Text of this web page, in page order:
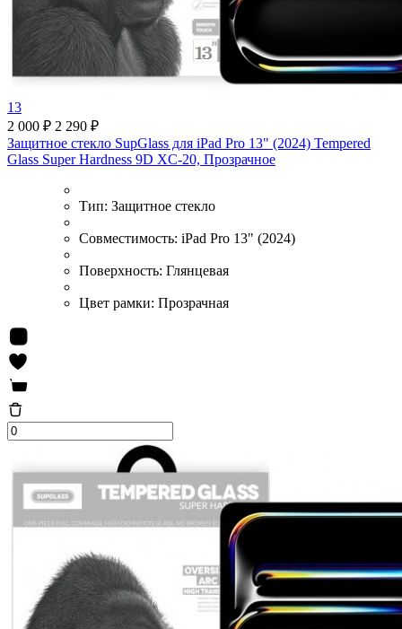
13
2 000 ₽ 2 290 ₽
Защитное стекло SupGlass для iPad Pro 13" (2024) Tempered
Glass Super Hardness 9D XC-20, Прозрачное
Тип: Защитное стекло
Совместимость: iPad Pro 13" (2024)
Поверхность: Глянцевая
Цвет рамки: Прозрачная